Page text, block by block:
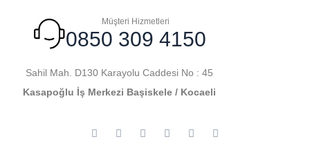
Müşteri Hizmetleri
0850 309 4150
Sahil Mah. D130 Karayolu Caddesi No : 45
Kasapoğlu İş Merkezi Başiskele / Kocaeli